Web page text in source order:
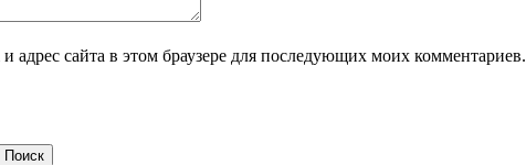
адрес сайта в этом браузере для последующих моих комментариев.
Поиск